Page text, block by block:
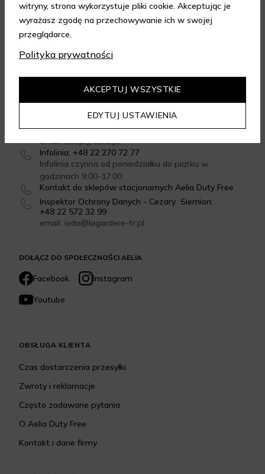
DOŁĄCZ DO SPOŁECZNOŚCI AELIA
Facebook
Instagram
Youtube
SKONTAKTUJ SIĘ Z NAMI
Formularz kontaktowy
email: sklep@aelia.pl
Infolinia: +48 22 270 72 77
Infolinia czynna od poniedziałku do piątku w
godzinach 9:00-17:00
Kontakt do sklepów stacjonarnych Aelia Duty Free
Inspektor Ochrony Danych - Cezary Siemion:
+48 22 572 32 99
email: iodo@lagardere-tr.pl
OBSŁUGA KLIENTA
Czas dostarczenia przesyłki
Zwroty i reklamacje
Często zadawane pytania
O Aelia Duty Free
Kontakt i dane firmy
GWARANCJA JAKOŚCI
4.95/5.00
witryny, strona wykorzystuje pliki cookie. Akceptując je
wyrażasz zgodę na przechowywanie ich w swojej
przeglądarce.
Polityka prywatności
EDYTUJ USTAWIENIA
AKCEPTUJ WSZYSTKIE